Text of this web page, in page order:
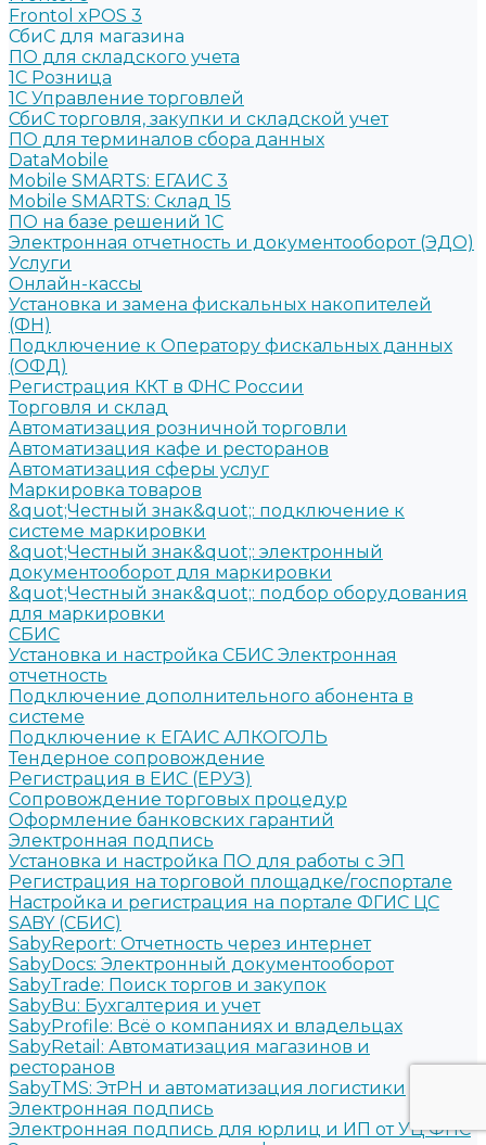
Frontol xPOS 3
СбиС для магазина
ПО для складского учета
1C Розница
1С Управление торговлей
СбиС торговля, закупки и складской учет
ПО для терминалов сбора данных
DataMobile
Mobile SMARTS: ЕГАИС 3
Mobile SMARTS: Склад 15
ПО на базе решений 1С
Электронная отчетность и документооборот (ЭДО)
Услуги
Онлайн-кассы
Установка и замена фискальных накопителей
(ФН)
Подключение к Оператору фискальных данных
(ОФД)
Регистрация ККТ в ФНС России
Торговля и склад
Автоматизация розничной торговли
Автоматизация кафе и ресторанов
Автоматизация сферы услуг
Маркировка товаров
&quot;Честный знак&quot;: подключение к
системе маркировки
&quot;Честный знак&quot;: электронный
документооборот для маркировки
&quot;Честный знак&quot;: подбор оборудования
для маркировки
СБИС
Установка и настройка СБИС Электронная
отчетность
Подключение дополнительного абонента в
системе
Подключение к ЕГАИС АЛКОГОЛЬ
Тендерное сопровождение
Регистрация в ЕИС (ЕРУЗ)
Сопровождение торговых процедур
Оформление банковских гарантий
Электронная подпись
Установка и настройка ПО для работы с ЭП
Регистрация на торговой площадке/госпортале
Настройка и регистрация на портале ФГИС ЦС
SABY (СБИС)
SabyReport: Отчетность через интернет
SabyDocs: Электронный документооборот
SabyTrade: Поиск торгов и закупок
SabyBu: Бухгалтерия и учет
SabyProfile: Всё о компаниях и владельцах
SabyRetail: Автоматизация магазинов и
ресторанов
SabyTMS: ЭтРН и автоматизация логистики
Электронная подпись
Электронная подпись для юрлиц и ИП от УЦ ФНС